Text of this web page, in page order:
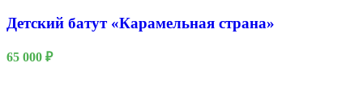
Детский батут «Карамельная страна»
65 000 ₽